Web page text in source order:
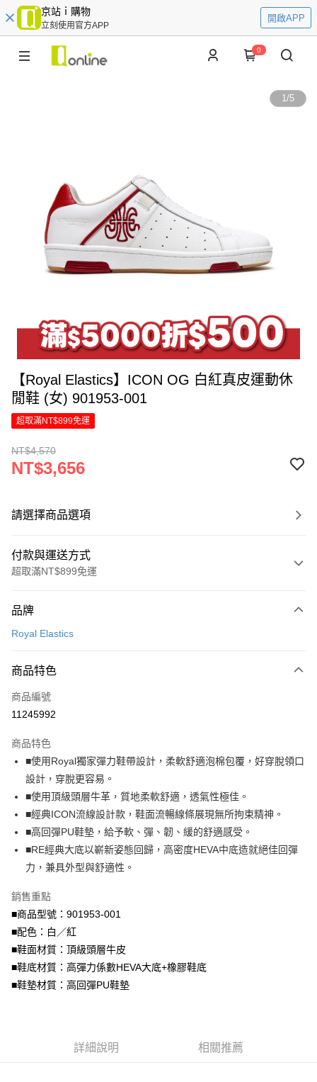
京站ｉ購物
立刻使用官方APP
開啟APP
0
1/5
【Royal Elastics】ICON OG 白紅真皮運動休
閒鞋 (女) 901953-001
超取滿NT$899免運
NT$4,570
NT$3,656
請選擇商品選項
付款與運送方式
超取滿NT$899免運
信用卡一次付款
6 期 0 利率 每期
合作金庫商業銀行
上海商業儲蓄銀行
臺灣中小企業銀行
匯豐（台灣）商業銀行
華泰商業銀行
聯邦商業銀行
元大商業銀行
永豐商業銀行
玉山商業銀行
星展（台灣）商業銀行
台灣樂天信用卡公司
LINE Pay
Apple Pay
街口支付
悠遊付
Google Pay
全盈+PAY
大哥付你分期
相關說明
1.本服務由台灣大哥大提供，台灣大哥大用戶可立即使用無須另外申請。
2.付款方式選擇「大哥付你分期」，訂單成立後會自動跳轉到大哥付的交易
成交易。
3.實際核准額度、可分期數及費用金額請依後續交易確認頁面所載為準。
4.訂單成立30分鐘內，如未前往確認交易或遇審核未通過，訂單將自動取
消。如遇「轉專審核」未通過狀況，表示未達大哥付你分期系統評分，恕無
法說明評估內容。
帳／街口支付／iPASS MONEY」等通路繳費。
AFTEE先享後付
相關說明
【關於「AFTEE先享後付」】
便利好安心！
１．簡單：不需註冊會員、不需綁卡、不需儲值。
２．便利：只要手機號碼，簡訊認證，即可結帳。
３．安心：先確認商品／服務後，再付款。
結帳頁面，進行簡訊認證並確認金額後，即可完成結帳。
ATM付款
運送方式
付款後7-11取貨
品牌
Royal Elastics
商品特色
商品編號
11245992
商品特色
■使用Royal獨家彈力鞋帶設計，柔軟舒適泡棉包覆，好穿脫領口
設計，穿脫更容易。
■使用頂級頭層牛革，質地柔軟舒適，透氣性極佳。
■經典ICON流線設計款，鞋面流暢線條展現無所拘束精神。
■高回彈PU鞋墊，給予軟、彈、韌、緩的舒適感受。
■RE經典大底以嶄新姿態回歸，高密度HEVA中底造就絕佳回彈
力，兼具外型與舒適性。
銷售重點
■商品型號：901953-001
■配色：白／紅
■鞋面材質：頂級頭層牛皮
■鞋底材質：高彈力係數HEVA大底+橡膠鞋底
■鞋墊材質：高回彈PU鞋墊
詳細說明 相關推薦